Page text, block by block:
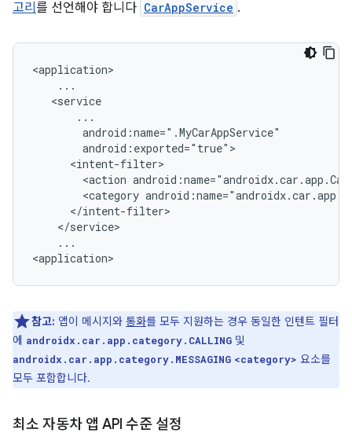
고리 를 선언해야 합니다 CarAppService .
<action
<category
...
참고: 앱이 메시지와 통화를 모두 지원하는 경우 동일한 인텐트 필터
에 androidx.car.app.category.CALLING 및
androidx.car.app.category.MESSAGING <category> 요소를
모두 포함합니다.
최소 자동차 앱 API 수준 설정